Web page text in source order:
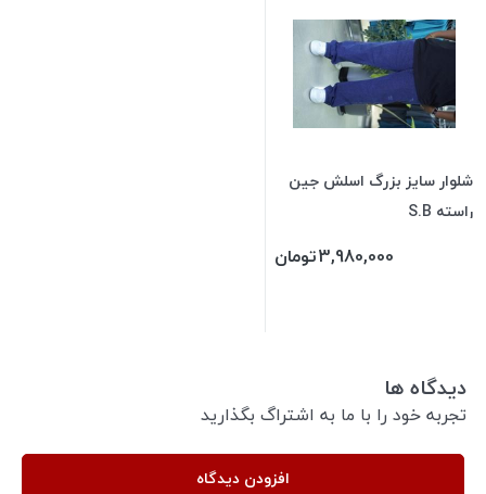
شلوار سایز بزرگ اسلش جین
راسته S.B
3,980,000تومان
دیدگاه ها
تجربه خود را با ما به اشتراگ بگذارید
افزودن دیدگاه